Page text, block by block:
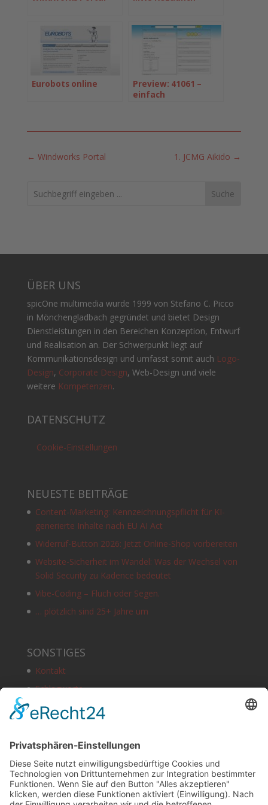
Eurobots online
Preview: 41061 –
einfach
← Windworks Portal 1. JCMG Aikido →
Search
ÜBER UNS
spicOne multimedia wurde 1999 von Stefano C. Picco
in Mönchengladbach gegründet und bietet Design
Dienstleistungen in den Bereichen Konzeption, Entwurf
und Realisation an. Der Schwerpunkt liegt auf
Kommunikationsdesign und umfasst somit auch Logo-
Design, Corporate Design, Web-Design und viele
weitere Kompetenzen.
DATENSCHUTZ
Cookie-Einstellungen
NEUESTE BEITRÄGE
Content-Marketing: Kennzeichnungspflicht für KI-
generierte Inhalte nach EU AI Act
Widerruf-Button 2026: Jetzt Online-Shop vorbereiten
Website-Sicherheit im Wandel: Was der Wechsel von
Solid Security zu Kadence bedeutet
Vibe-Coding – Fluch oder Segen.
… plötzlich sind 25+ Jahre um
SONSTIGES
Kontakt
Schlagworte
Impressum
Copyright
HOSTING